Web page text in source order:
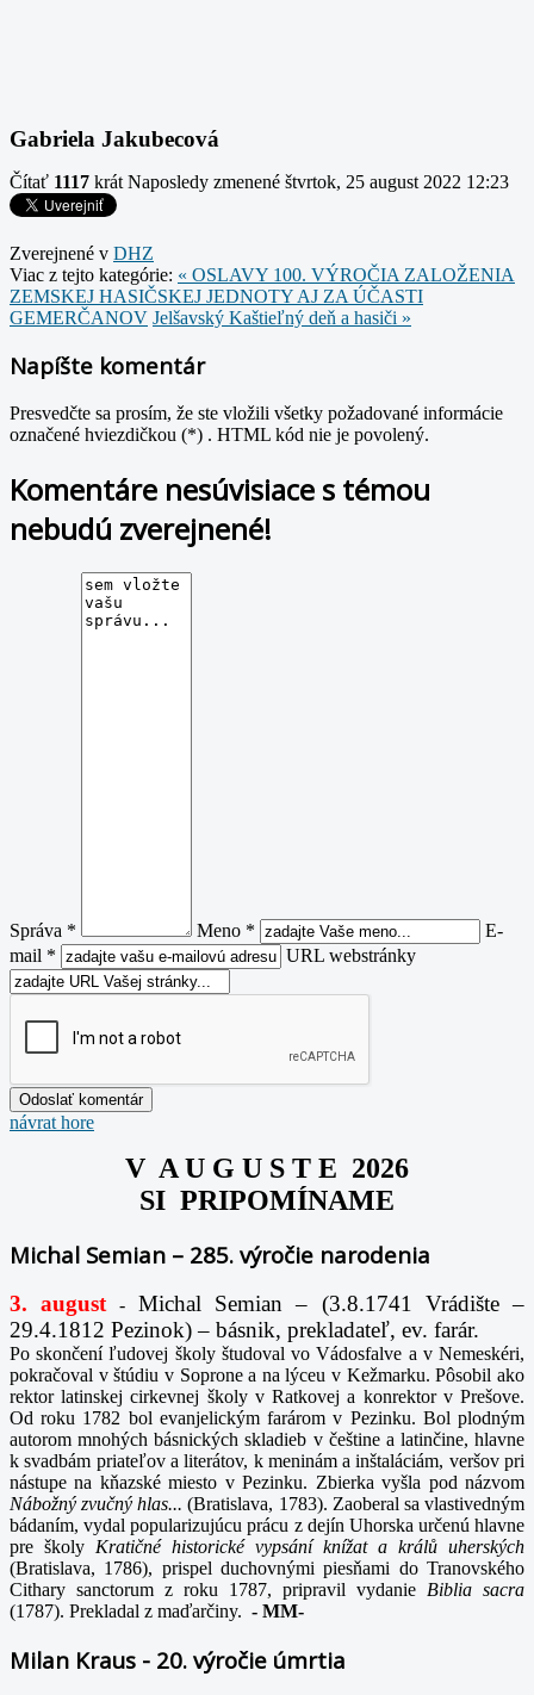
Gabriela Jakubecová
Čítať 1117 krát Naposledy zmenené štvrtok, 25 august 2022 12:23
Zverejnené v DHZ
Viac z tejto kategórie: « OSLAVY 100. VÝROČIA ZALOŽENIA
ZEMSKEJ HASIČSKEJ JEDNOTY AJ ZA ÚČASTI
GEMERČANOV Jelšavský Kaštieľný deň a hasiči »
Napíšte komentár
Presvedčte sa prosím, že ste vložili všetky požadované informácie
označené hviezdičkou (*) . HTML kód nie je povolený.
Komentáre nesúvisiace s témou
nebudú zverejnené!
Správa * Meno *
E-
mail *
URL webstránky
návrat hore
V A U G U S T E 2026
SI PRIPOMÍNAME
Michal Semian – 285. výročie narodenia
3. august -Michal Semian – (3.8.1741 Vrádište –
29.4.1812 Pezinok) – básnik, prekladateľ, ev. farár.
Po skončení ľudovej školy študoval vo Vádosfalve a v Nemeskéri,
pokračoval v štúdiu v Soprone a na lýceu v Kežmarku. Pôsobil ako
rektor latinskej cirkevnej školy v Ratkovej a konrektor v Prešove.
Od roku 1782 bol evanjelickým farárom v Pezinku. Bol plodným
autorom mnohých básnických skladieb v češtine a latinčine, hlavne
k svadbám priateľov a literátov, k meninám a inštaláciám, veršov pri
nástupe na kňazské miesto v Pezinku. Zbierka vyšla pod názvom
Nábožný zvučný hlas...(Bratislava, 1783). Zaoberal sa vlastivedným
bádaním, vydal popularizujúcu prácu z dejín Uhorska určenú hlavne
pre školy Kratičné historické vypsání knížat a králů uherských
(Bratislava, 1786), prispel duchovnými piesňami do Tranovského
Cithary sanctorum z roku 1787, pripravil vydanie Biblia sacra
(1787). Prekladal z maďarčiny. - MM-
Milan Kraus - 20. výročie úmrtia